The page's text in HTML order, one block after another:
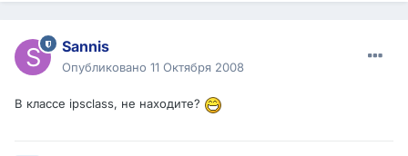
Sannis
Опубликовано 11 Октября 2008
В классе ipsclass, не находите?